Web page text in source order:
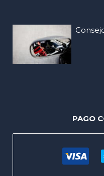
PAGO